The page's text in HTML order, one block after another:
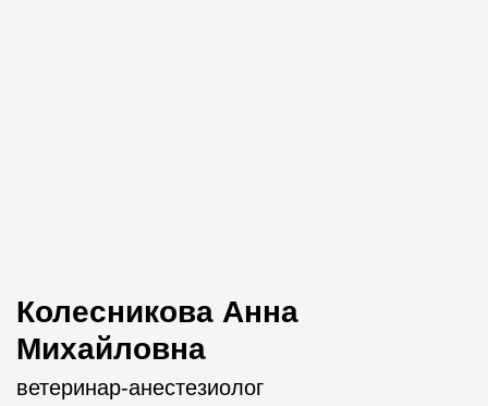
Колесникова Анна
Михайловна
ветеринар-анестезиолог